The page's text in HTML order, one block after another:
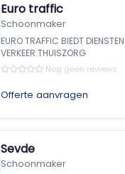
Euro traffic
Schoonmaker
EURO TRAFFIC BIEDT
VERKEER.THUISZORG
Nog geen reviews
Offerte aanvragen
Sevde
Schoonmaker